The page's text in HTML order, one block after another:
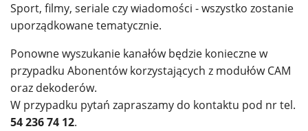
Sport, filmy, seriale czy wiadomości - wszystko zostanie
uporządkowane tematycznie.
Ponowne wyszukanie kanałów będzie konieczne w
przypadku Abonentów korzystających z modułów CAM
oraz dekoderów.
W przypadku pytań zapraszamy do kontaktu pod nr tel.
54 236 74 12.
O nas
Krótko o nas
Kontakt
Dane firmy